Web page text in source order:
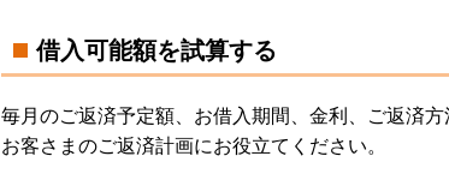
借入可能額を試算する
毎月のご返済予定額、お借入期間、金利、ご返済
お客さまのご返済計画にお役立てください。